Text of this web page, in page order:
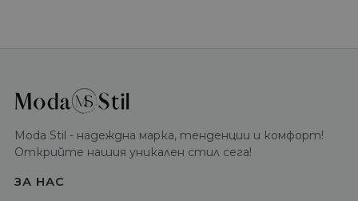
Moda Stil - надеждна марка, тенденции и комфорт!
Открийте нашия уникален стил сега!
ЗА НАС